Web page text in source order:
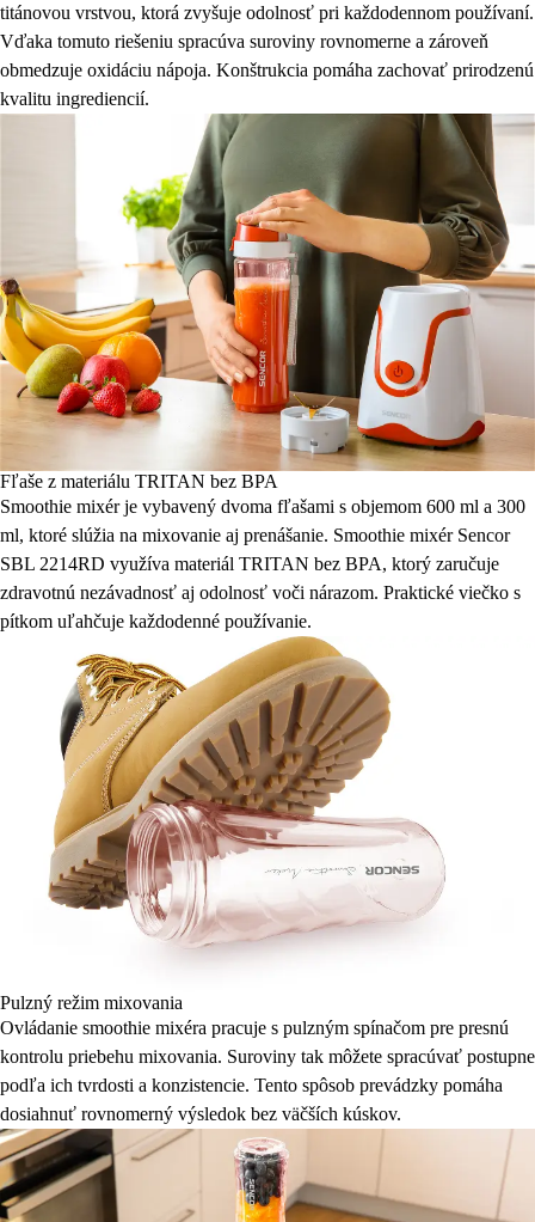
titánovou vrstvou, ktorá zvyšuje odolnosť pri každodennom používaní.
Vďaka tomuto riešeniu spracúva suroviny rovnomerne a zároveň
obmedzuje oxidáciu nápoja. Konštrukcia pomáha zachovať prirodzenú
kvalitu ingrediencií.
Fľaše z materiálu TRITAN bez BPA
Smoothie mixér je vybavený dvoma fľašami s objemom 600 ml a 300
ml, ktoré slúžia na mixovanie aj prenášanie. Smoothie mixér Sencor
SBL 2214RD využíva materiál TRITAN bez BPA, ktorý zaručuje
zdravotnú nezávadnosť aj odolnosť voči nárazom. Praktické viečko s
pítkom uľahčuje každodenné používanie.
Pulzný režim mixovania
Ovládanie smoothie mixéra pracuje s pulzným spínačom pre presnú
kontrolu priebehu mixovania. Suroviny tak môžete spracúvať postupne
podľa ich tvrdosti a konzistencie. Tento spôsob prevádzky pomáha
dosiahnuť rovnomerný výsledok bez väčších kúskov.